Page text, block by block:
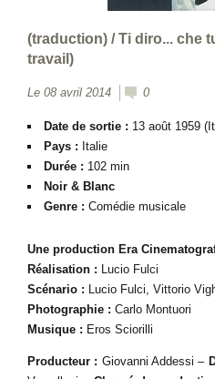
(traduction) / Ti diro... che
travail)
Le 08 avril 2014 0
Date de sortie : 13 août 1959
Pays : Italie
Durée : 102 min
Noir & Blanc
Genre : Comédie musicale
Une production Era
Réalisation : Lucio Fulci
Scénario : Lucio Fulci, Vittorio
Photographie : Carlo Montuori
Musique : Eros Sciorilli
Producteur : Giovanni Addessi –